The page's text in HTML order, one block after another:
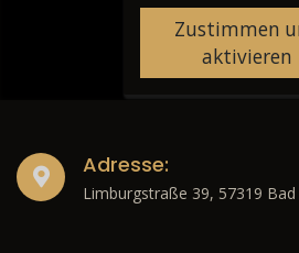
Zustimmen
aktivieren
Adresse:
Limburgstraße 39, 57319